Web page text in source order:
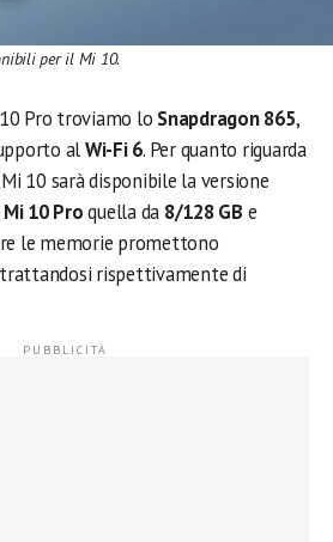
per il Mi 10.
Pro troviamo lo Snapdragon 865,
alWi-Fi 6. Per quanto riguarda
10 sarà disponibile la versione
Mi 10 Proquella da 8/128GB e
le memorie promettono
rispettivamente di